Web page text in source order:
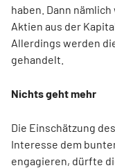
haben. Dann
Aktien aus der
Allerdings werden
gehandelt.
Nichts geht mehr
Die Einschätzung
Interesse dem
engagieren, dürfte